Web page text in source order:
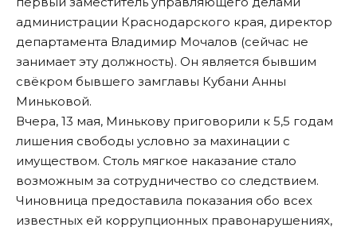
администрации Краснодарского края, директор
департамента Владимир Мочалов (сейчас не
занимает эту должность). Он является бывшим
свёкром бывшего замглавы Кубани Анны
Миньковой.
Вчера, 13 мая, Минькову приговорили к 5,5 годам
лишения свободы условно за махинации с
имуществом. Столь мягкое наказание стало
возможным за сотрудничество со следствием.
Чиновница предоставила показания обо всех
известных ей коррупционных правонарушениях,